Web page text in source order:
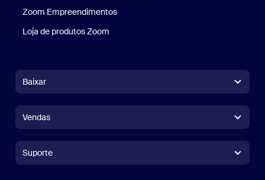
Zoom Empreendimentos
Loja de produtos Zoom
Baixar
Aplicativo Zoom RoomsAplicativo Zoom Rooms
Controlador do Zoom Rooms
Vendas
Falar com a equipe de vendas
Suporte
Suporte